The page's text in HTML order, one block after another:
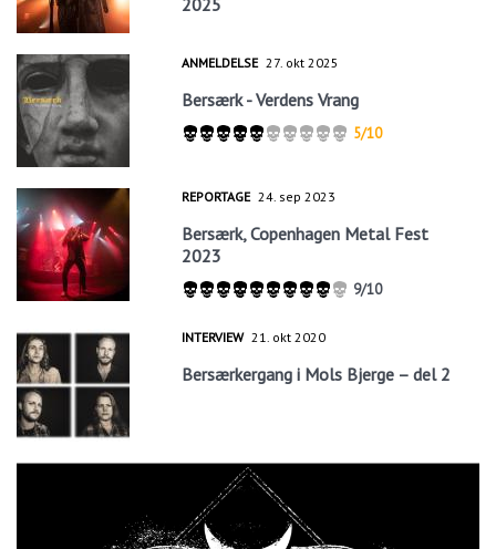
2025
ANMELDELSE 27. okt 2025
Bersærk - Verdens Vrang
5/10
REPORTAGE 24. sep 2023
Bersærk, Copenhagen Metal Fest
2023
9/10
INTERVIEW 21. okt 2020
Bersærkergang i Mols Bjerge – del 2